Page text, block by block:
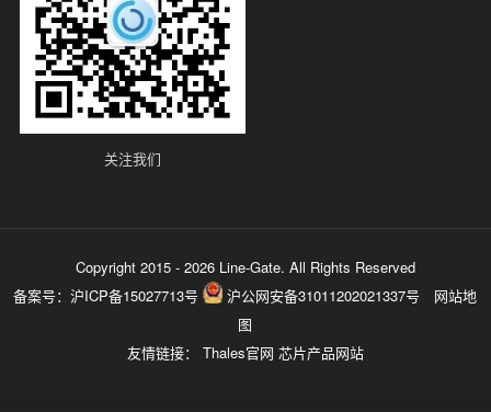
关注我们
Copyright 2015 - 2026 Line-Gate. All Rights Reserved
备案号：沪ICP备15027713号 沪公网安备31011202021337号
网站地
图
友情链接： Thales官网 芯片产品网站